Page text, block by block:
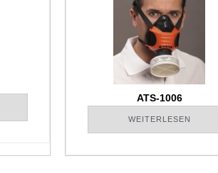
ATS-1006
WEITERLESEN